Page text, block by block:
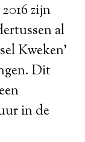
zijn
al
Kweken’
Dit
in de